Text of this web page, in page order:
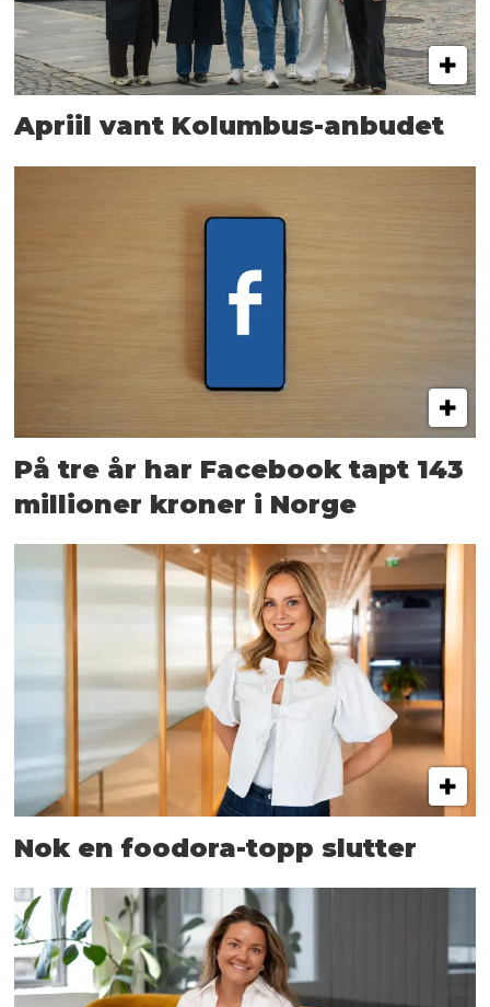
Apriil vant Kolumbus-anbudet
På tre år har Facebook tapt 143
millioner kroner i Norge
Nok en foodora-topp slutter